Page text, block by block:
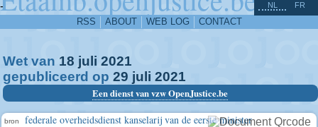
-
RSS ABOUT WEB LOG CONTACT
NL FR
Wet van 18 juli 2021
gepubliceerd op 29 juli 2021
Een dienst van vzw OpenJustice.be
bron federale overheidsdienst kanselarij van de eerste minister
^